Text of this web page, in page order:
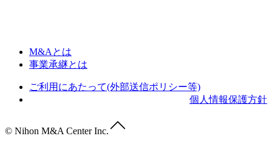
M&Aとは
事業承継とは
ご利用にあたって(外部送信ポリシー等)
個人情報保護方針
© Nihon M&A Center Inc.